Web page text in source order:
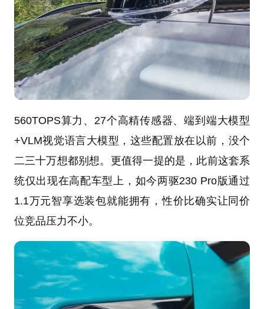
560TOPS算力、27个高精传感器、端到端大模型
+VLM视觉语言大模型，这些配置放在以前，没个
二三十万想都别想。更值得一提的是，此前这套系
统仅出现在高配车型上，如今两驱230 Pro版通过
1.1万元智享选装包就能拥有，性价比确实让同价
位竞品压力不小。